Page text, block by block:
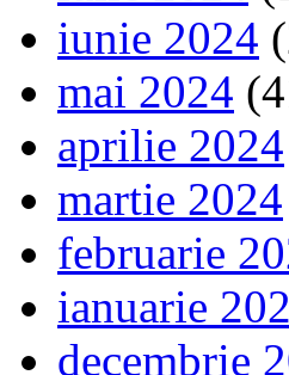
iunie 2024
mai 2024
aprilie 2024
martie 2024
februarie
ianuarie
decembrie